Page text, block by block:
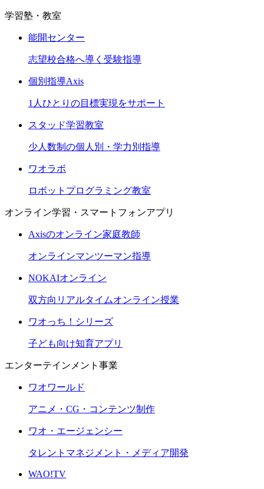
学習塾・教室
能開センター
志望校合格へ導く受験指導
個別指導Axis
1人ひとりの目標実現をサポート
スタッド学習教室
少人数制の個人別・学力別指導
ワオラボ
ロボットプログラミング教室
オンライン学習・スマートフォンアプリ
Axisのオンライン家庭教師
オンラインマンツーマン指導
NOKAIオンライン
双方向リアルタイムオンライン授業
ワオっち！シリーズ
子ども向け知育アプリ
エンターテインメント事業
ワオワールド
アニメ・CG・コンテンツ制作
ワオ・エージェンシー
タレントマネジメント・メディア開発
WAO!TV